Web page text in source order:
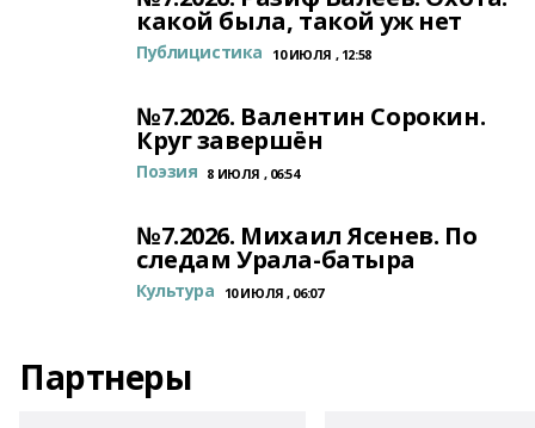
какой была, такой уж нет
Публицистика 10 ИЮЛЯ , 12:58
№7.2026. Валентин Сорокин.
Круг завершён
Поэзия 8 ИЮЛЯ , 06:54
№7.2026. Михаил Ясенев. По
следам Урала-батыра
Культура 10 ИЮЛЯ , 06:07
Партнеры